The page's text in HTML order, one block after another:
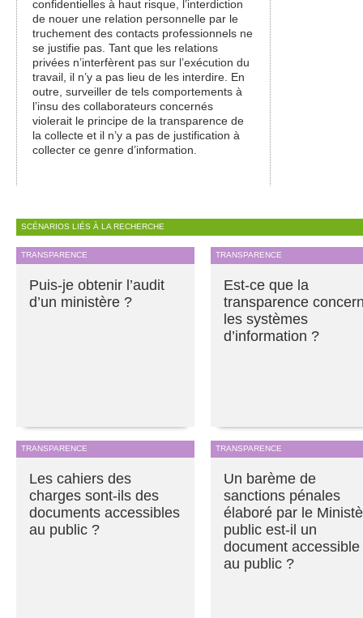
confidentielles à haut risque, l’interdiction
de nouer une relation personnelle par le
truchement des contacts professionnels ne
se justifie pas. Tant que les relations
privées n’interfèrent pas sur l’exécution du
travail, il n’y a pas lieu de les interdire. En
outre, surveiller de tels comportements à
l’insu des collaborateurs concernés
violerait le principe de la transparence de
la collecte et il n’y a pas de justification à
collecter ce genre d’information.
SCÉNARIOS LIÉS À LA RECHERCHE
TRANSPARENCE
Puis-je obtenir l’audit
d’un ministère ?
TRANSPARENCE
Est-ce que la
transparence
les systèmes
d’information ?
TRANSPARENCE
Les cahiers des
charges sont-ils des
documents accessibles
au public ?
TRANSPARENCE
Un barème de
sanctions pénales
élaboré par le
public est-il un
document accessible
au public ?